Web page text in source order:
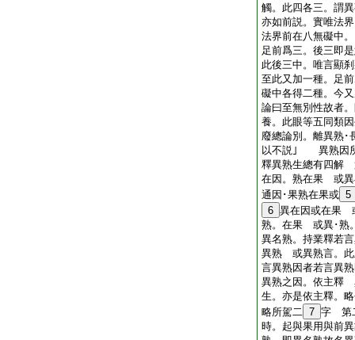
觸。此四各三。謂
亦如前説。實唯法
法界前在八無礙中
足前爲三。後三即
此後三中。唯言顯
至此又加一種。足
礙中各得二種。今
論曰至無別性故者
養。此眼等五同類
廢總論別。離異熟･
以不説｣ 異熟因
釋異熟生總有四解
在因。熟在果 或
通因･果熟在果或 5
6 異在因或在果
熟。在果 或異･熟
異名熟。持業釋若
異熟 或異熟言。
言異熟因者若言異
異熟之因。依主釋
生。亦是依主釋。
略所駕二 7 字 第
時。起與果用與前